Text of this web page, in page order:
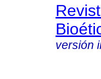
versión